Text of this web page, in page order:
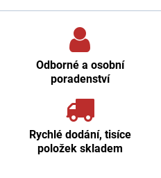
Odborné a osobní
poradenství
Rychlé dodání, tisíce
položek skladem